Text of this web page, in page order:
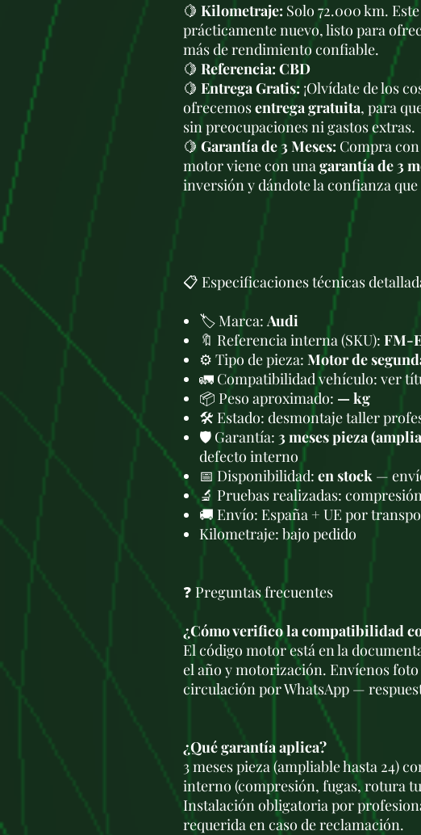
🍋 Kilometraje: Solo 72.000 km.
prácticamente nuevo, listo para
más de rendimiento confiable.
🍋 Referencia: CBD
🍋 Entrega Gratis: ¡Olvídate de los
ofrecemosentrega gratuita, para
sin preocupaciones ni gastos extras.
🍋 Garantía de 3 Meses: Compra
motor viene con unagarantía de 3
inversión y dándote la confianza que
📋 Especificaciones técnicas
🏷️ Marca:Audi
🔖 Referencia interna (SKU): FM-
⚙️ Tipo de pieza: Motor de
🚛 Compatibilidad vehículo: ver
📦 Peso aproximado: — kg
🛠 Estado: desmontaje taller
🛡️ Garantía: 3 meses pieza
defecto interno
📅 Disponibilidad: en stock —
🔬 Pruebas realizadas:
🚚 Envío: España + UE por
Kilometraje: bajo pedido
❓ Preguntas frecuentes
¿Cómo verifico la compatibilidad
El código motor está en la
el año y motorización. Envíenos
circulación por WhatsApp —
¿Qué garantía aplica?
3 meses pieza (ampliable hasta 24)
interno (compresión, fugas, rotura
Instalación obligatoria por
requerida en caso de reclamación.